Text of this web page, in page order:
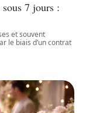
7 jours :
et souvent
le biais d’un contrat